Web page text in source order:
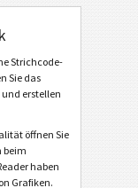
GM 1724-B - Master Containers (2001)
GM Europe 1724-A - Individual Containers (2001)
GM Europe 1724-A-KLT - Small Containers (2001)
Strichcode-
Sie das
erstellen
öffnen Sie
beim
haben
Grafiken.